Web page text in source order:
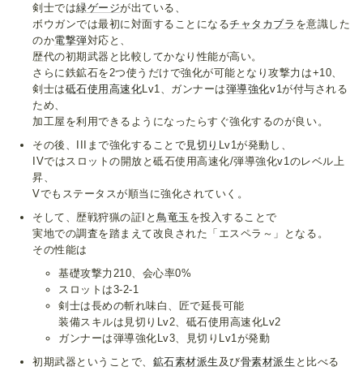
剣士では緑ゲージが出ている、
ボウガンでは最初に対面することになるチャタカブラ を意識した
のか電撃弾対応と、
歴代の初期武器と比較してかなり性能が高い。
さらに鉄鉱石を2つ使うだけで強化が可能となり攻撃力は+10、
剣士は砥石使用高速化Lv1、ガンナーは弾導強化v1が付与される
ため、
加工屋を利用できるようになったらすぐ強化するのが良い。
その後、IIIまで強化することで見切り Lv1が発動し、
IVではスロットの開放と砥石使用高速化/弾導強化v1のレベル上
昇、
Vでもステータスが順当に強化されていく。
そして、歴戦狩猟の証Iと 鳥竜玉 を投入することで
実地での調査を踏まえて改良された「エスペラ～」となる。
その性能は
基礎攻撃力210、会心率0%
スロットは3-2-1
剣士は長めの斬れ味白、匠で延長可能
装備スキルは見切りLv2、砥石使用高速化Lv2
ガンナーは弾導強化Lv3、見切りLv1が発動
初期武器ということで、 鉱石素材派生 及び骨素材派生 と比べる